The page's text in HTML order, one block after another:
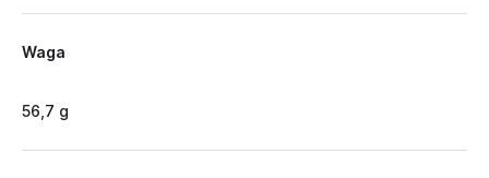
Waga
56,7 g